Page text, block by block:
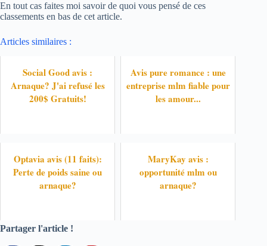
En tout cas faites moi savoir de quoi vous pensé de ces
classements en bas de cet article.
Articles similaires :
Social Good avis :
Arnaque? J'ai refusé les
200$ Gratuits!
Avis pure romance : une
entreprise mlm fiable pour
les amour...
Optavia avis (11 faits):
Perte de poids saine ou
arnaque?
MaryKay avis :
opportunité mlm ou
arnaque?
Partager l'article !